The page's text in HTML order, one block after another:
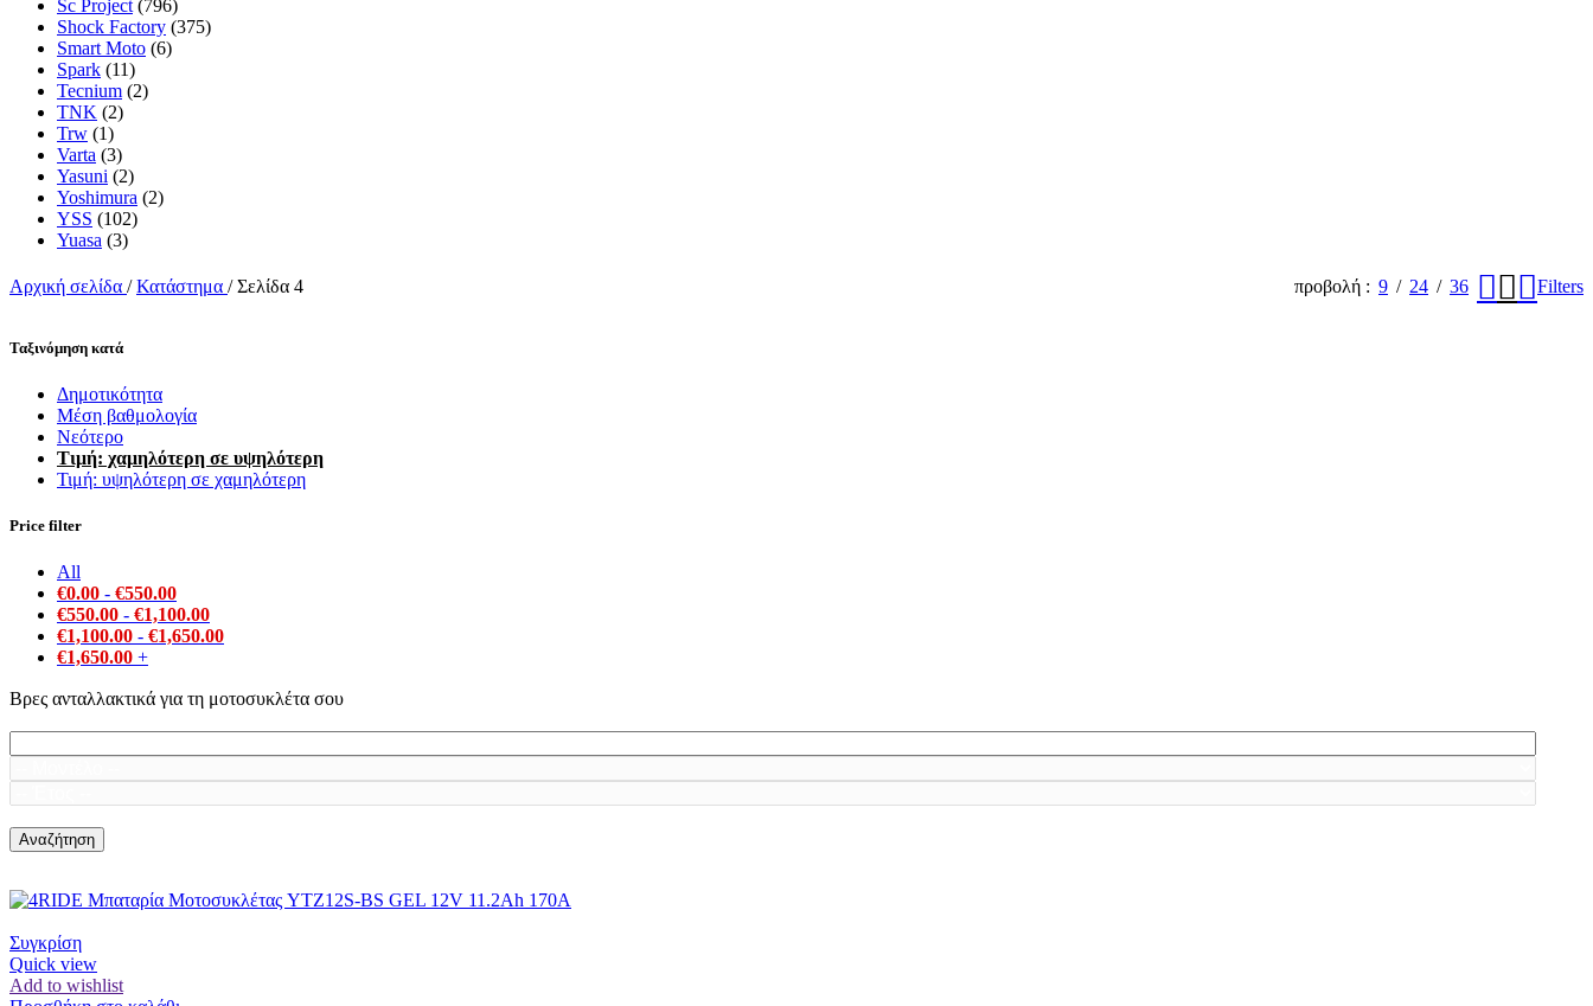
Sc Project (796)
Shock Factory (375)
Smart Moto (6)
Spark (11)
Tecnium (2)
TNK (2)
Trw (1)
Varta (3)
Yasuni (2)
Yoshimura (2)
YSS (102)
Yuasa (3)
Αρχική σελίδα / Κατάστημα / Σελίδα 4 προβολή 9 24 36 Filters
Ταξινόμηση κατά
Δημοτικότητα
Μέση βαθμολογία
Νεότερο
Τιμή: χαμηλότερη σε υψηλότερη
Τιμή: υψηλότερη σε χαμηλότερη
Price filter
All
€0.00 - €550.00
€550.00 - €1,100.00
€1,100.00 - €1,650.00
€1,650.00 +
Βρες ανταλλακτικά για τη μοτοσυκλέτα σου
Αναζήτηση
Συγκρίση
Quick view
Add to wishlist